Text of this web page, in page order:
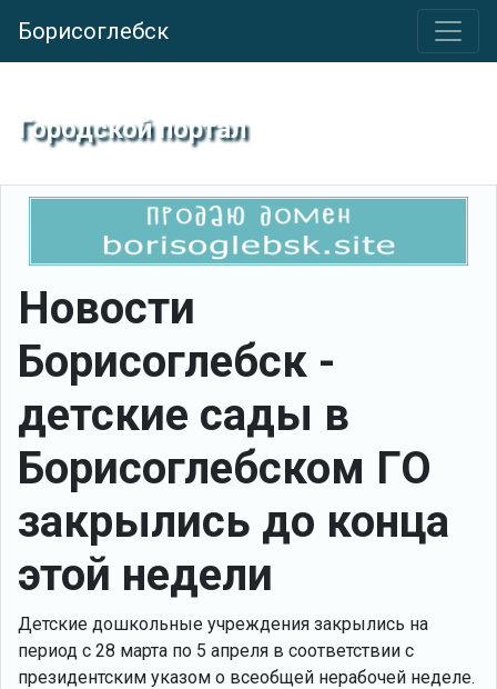
Борисоглебск
Городской портал
Новости
Борисоглебск -
детские сады в
Борисоглебском ГО
закрылись до конца
этой недели
Детские дошкольные учреждения закрылись на
период с 28 марта по 5 апреля в соответствии с
президентским указом о всеобщей нерабочей неделе.